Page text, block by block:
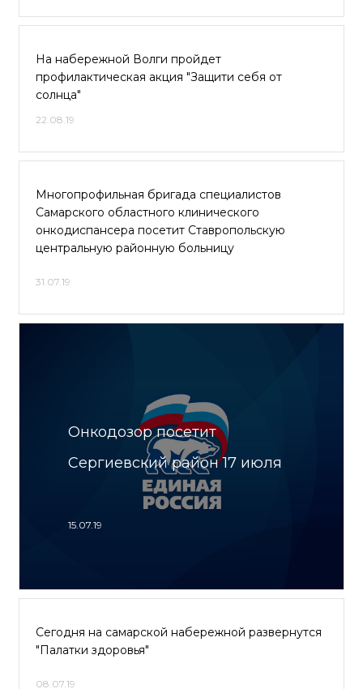
На набережной Волги пройдет
профилактическая акция "Защити себя от
солнца"
22.08.19
Многопрофильная бригада специалистов
Самарского областного клинического
онкодиспансера посетит Ставропольскую
центральную районную больницу
31.07.19
Онкодозор посетит
Сергиевский район 17 июля
15.07.19
Сегодня на самарской набережной развернутся
"Палатки здоровья"
08.07.19